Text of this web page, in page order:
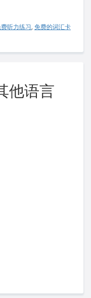
听力练习 , 免费的词汇卡
他语言